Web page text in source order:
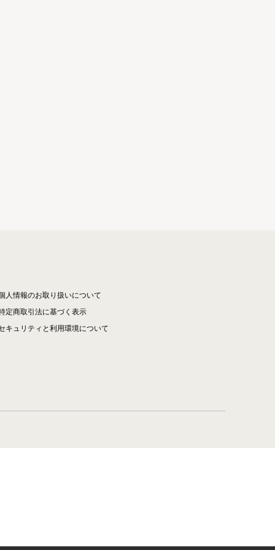
人情報のお取り扱いについて
定商取引法に基づく表示
キュリティと利用環境について